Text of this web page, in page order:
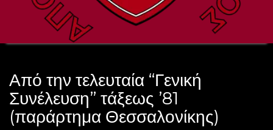
Από την τελευταία “Γενική
Συνέλευση” τάξεως ’81
(παράρτημα Θεσσαλονίκης)